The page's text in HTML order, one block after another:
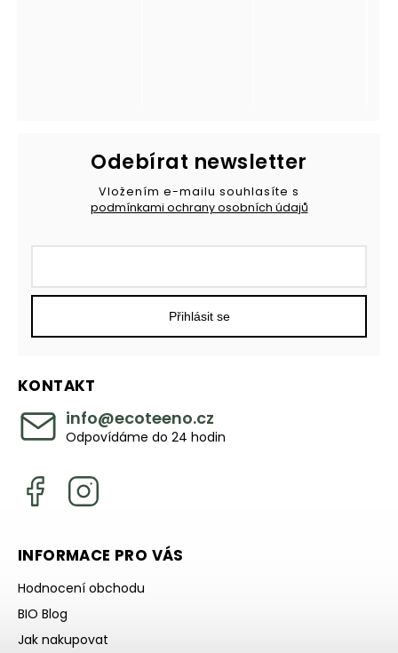
KONTAKT
info@ecoteeno.cz
Odpovídáme do 24 hodin
Odebírat newsletter
Vložením e-mailu souhlasíte s
podmínkami ochrany osobních údajů
Přihlásit se
INFORMACE PRO VÁS
Hodnocení obchodu
BIO Blog
Jak nakupovat